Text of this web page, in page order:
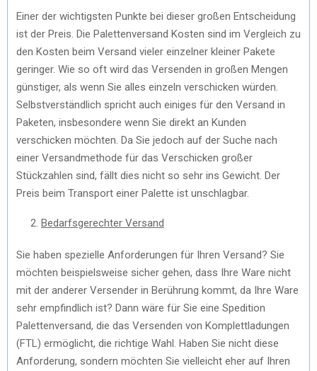
Einer der wichtigsten Punkte bei dieser großen Entscheidung
ist der Preis. Die Palettenversand Kosten sind im Vergleich zu
den Kosten beim Versand vieler einzelner kleiner Pakete
geringer. Wie so oft wird das Versenden in großen Mengen
günstiger, als wenn Sie alles einzeln verschicken würden.
Selbstverständlich spricht auch einiges für den Versand in
Paketen, insbesondere wenn Sie direkt an Kunden
verschicken möchten. Da Sie jedoch auf der Suche nach
einer Versandmethode für das Verschicken großer
Stückzahlen sind, fällt dies nicht so sehr ins Gewicht. Der
Preis beim Transport einer Palette ist unschlagbar.
Bedarfsgerechter Versand
Sie haben spezielle Anforderungen für Ihren Versand? Sie
möchten beispielsweise sicher gehen, dass Ihre Ware nicht
mit der anderer Versender in Berührung kommt, da Ihre Ware
sehr empfindlich ist? Dann wäre für Sie eine Spedition
Palettenversand, die das Versenden von Komplettladungen
(FTL) ermöglicht, die richtige Wahl. Haben Sie nicht diese
Anforderung, sondern möchten Sie vielleicht eher auf Ihren